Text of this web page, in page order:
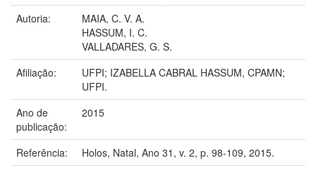
Autoria:
MAIA, C. V. A.
HASSUM, I. C.
VALLADARES, G. S.
Afiliação:
UFPI; IZABELLA CABRAL HASSUM, CPAMN;
UFPI.
Ano de
publicação:
2015
Referência:
Holos, Natal, Ano 31, v. 2, p. 98-109, 2015.